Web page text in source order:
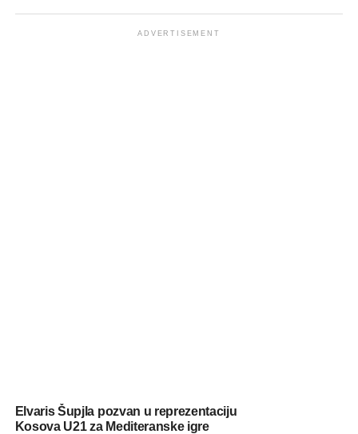
ADVERTISEMENT
Elvaris Šupjla pozvan u reprezentaciju
Kosova U21 za Mediteranske igre